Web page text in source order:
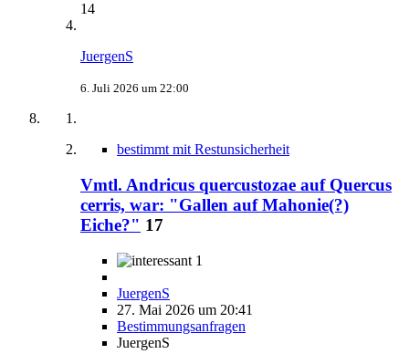
14
JuergenS
6. Juli 2026 um 22:00
bestimmt mit Restunsicherheit
Vmtl. Andricus quercustozae auf Quercus
cerris, war: "Gallen auf Mahonie(?)
Eiche?" 17
1
JuergenS
27. Mai 2026 um 20:41
Bestimmungsanfragen
JuergenS